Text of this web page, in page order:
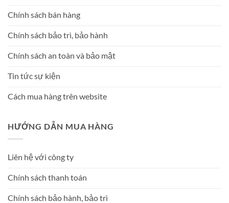
Chính sách bán hàng
Chính sách bảo trì, bảo hành
Chính sách an toàn và bảo mật
Tin tức sự kiện
Cách mua hàng trên website
HƯỚNG DẪN MUA HÀNG
Liên hệ với công ty
Chính sách thanh toán
Chính sách bảo hành, bảo trì